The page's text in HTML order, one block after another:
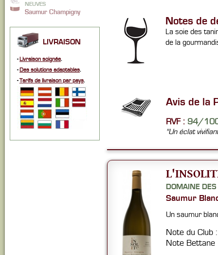
NEUVES
Saumur Champigny
LIVRAISON
-Livraison soignée.
-Des solutions adaptables.
-Tarifs de livraison par pays.
Notes de
La soie des
de la
Avis de la
RVF : 94/
"Un éclat
DOMAINE
Saumur
Un saumur
Note du Club
Note